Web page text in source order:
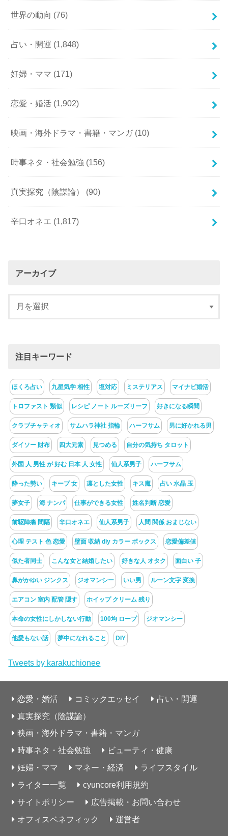
世界の動向 (76)
占い・開運 (1,848)
妊婦・ママ (171)
恋愛・婚活 (1,902)
映画・海外ドラマ・書籍・マンガ (10)
時事ネタ・社会勉強 (156)
真実探究（陰謀論） (90)
辛口オネエ (1,817)
アーカイブ
注目キーワード
ほくろ占い 九星気学 相性 塩対応 ミステリアス マイナビ婚活
トロファスト 類似 レシピ ノート ルーズリーフ 好きになる瞬間
クラブチャティオ サムハラ神社 指輪 ハーフサム 男に好かれる男
ダイソー 財布 四大元素 見つめる 自分の気持ち タロット
外国 人 男性 が 好む 日本 人 女性 仙人系男子 ハーフサム
酔った勢い キープ 女 凛とした女性 キス魔 占い 水晶 玉
夢女子 海 ナンパ 仕事ができる女性 姓名判断 恋愛
前駆陣痛 間隔 辛口オネエ 仙人系男子 人間 関係 おまじない
心理 テスト 色 恋愛 壁面 収納 diy カラー ボックス 恋愛偏差値
似た者同士 こんな女と結婚したい 好きな人 オタク 面白い 子
鼻がかゆい ジンクス ジオマンシー いい男 ルーン文字 変換
エアコン 室内 配管 隠す ホイップ クリーム 残り
本命の女性にしかしない行動 100均 ロープ ジオマンシー
他愛もない話 夢中になれること DIY
Tweets by karakuchionee
恋愛・婚活 コミックエッセイ
占い・開運
真実探究（陰謀論）
映画・海外ドラマ・書籍・マンガ
時事ネタ・社会勉強
ビューティ・健康
妊婦・ママ
マネー・経済
ライフスタイル
ライター一覧
cyuncore利用規約
サイトポリシー
広告掲載・お問い合わせ
オフィスベネフィック
運営者